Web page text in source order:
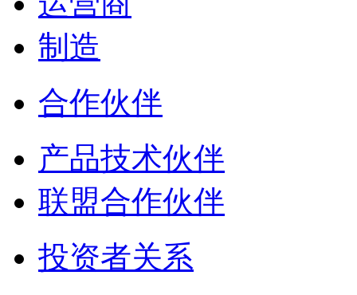
制造
合作伙伴
产品技术伙伴
联盟合作伙伴
投资者关系